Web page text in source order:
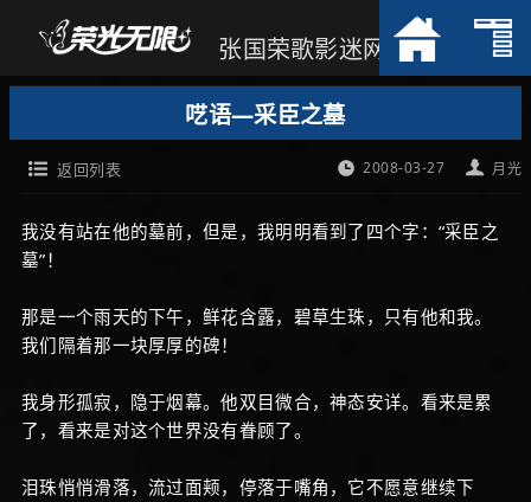
张国荣歌影迷网
呓语—采臣之墓
月光
2008-03-27
返回列表
我没有站在他的墓前，但是，我明明看到了四个字：“采臣之
墓”！
那是一个雨天的下午，鲜花含露，碧草生珠，只有他和我。
我们隔着那一块厚厚的碑！
我身形孤寂，隐于烟幕。他双目微合，神态安详。看来是累
了，看来是对这个世界没有眷顾了。
泪珠悄悄滑落，流过面颊，停落于嘴角，它不愿意继续下